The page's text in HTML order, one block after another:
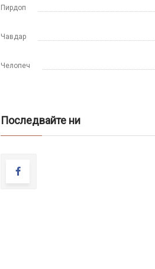
Пирдоп
Чавдар
Челопеч
Последвайте ни